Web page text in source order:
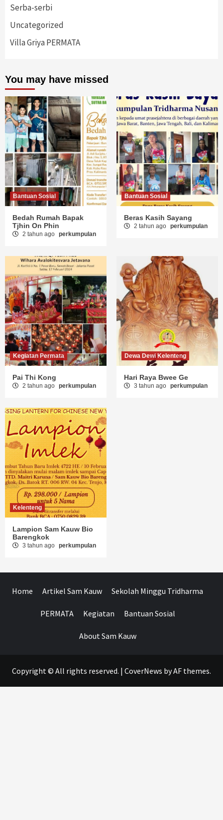
Serba-serbi
Uncategorized
Villa Griya PERMATA
You may have missed
Bantuan Sosial
Bedah Rumah Bapak
Tjhin On Phin
2 tahun ago perkumpulan
Bantuan Sosial
Beras Kasih Sayang
2 tahun ago perkumpulan
Kegiatan Permata
Pai Thi Kong
2 tahun ago perkumpulan
Dewa Dewi Kelenteng
Hari Raya Bwee Ge
3 tahun ago perkumpulan
Kelenteng
Lampion Sam Kauw Bio
Barengkok
3 tahun ago perkumpulan
Home Artikel Sam Kauw Sekolah Minggu Tridharma
PERMATA Kegiatan Bantuan Sosial
About Sam Kauw
Copyright © All rights reserved. | CoverNews by AF themes.